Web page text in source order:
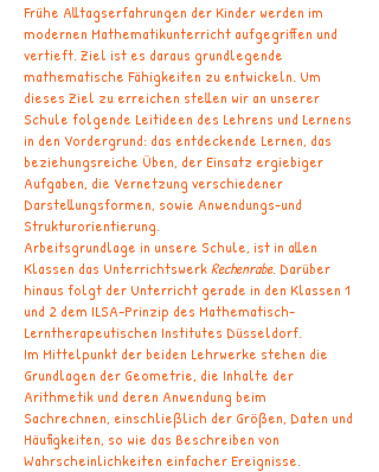
Frühe Alltagserfahrungen der Kinder werden im
modernen Mathematikunterricht aufgegriffen und
vertieft. Ziel ist es daraus grundlegende
mathematische Fähigkeiten zu entwickeln. Um
dieses Ziel zu erreichen stellen wir an unserer
Schule folgende Leitideen des Lehrens und Lernens
in den Vordergrund: das entdeckende Lernen, das
beziehungsreiche Üben, der Einsatz ergiebiger
Aufgaben, die Vernetzung verschiedener
Darstellungsformen, sowie Anwendungs-und
Strukturorientierung.
Arbeitsgrundlage in unsere Schule, ist in allen
Klassen das UnterrichtswerkRechenrabe. Darüber
hinaus folgt der Unterricht gerade in den Klassen 1
und 2 dem ILSA-Prinzip des Mathematisch-
Lerntherapeutischen Institutes Düsseldorf.
Im Mittelpunkt der beiden Lehrwerke stehen die
Grundlagen der Geometrie, die Inhalte der
Arithmetik und deren Anwendung beim
Sachrechnen, einschließlich der Größen, Daten und
Häufigkeiten, so wie das Beschreiben von
Wahrscheinlichkeiten einfacher Ereignisse.